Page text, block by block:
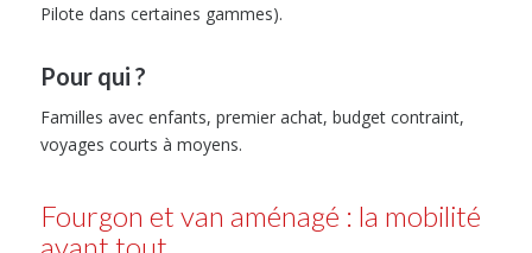
Pilote dans certaines gammes).
Pour qui ?
Familles avec enfants, premier achat, budget contraint,
voyages courts à moyens.
Fourgon et van aménagé : la mobilité